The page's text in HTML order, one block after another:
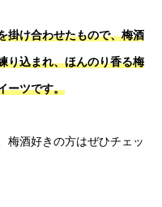
掛け合わせたもので、梅酒
り込まれ、ほんのり香る梅
ーツです。
梅酒好きの方はぜひチェッ